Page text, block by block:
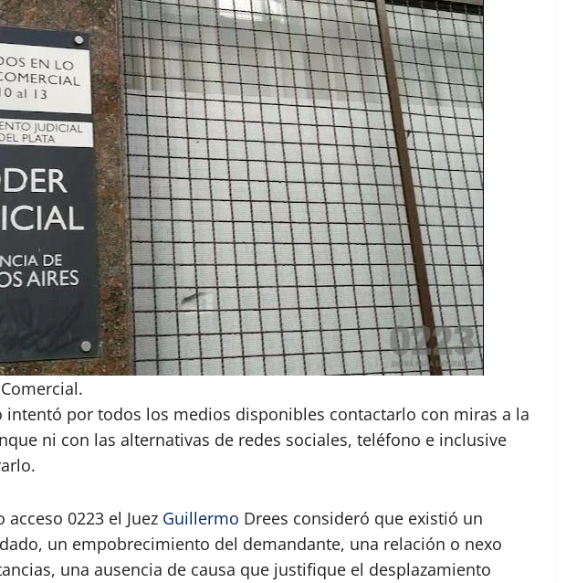
por todos los medios disponibles contactarlo con miras a la
ni con las alternativas de redes sociales, teléfono e inclusive
0223 el Juez Guillermo Drees consideró que existió un
un empobrecimiento del demandante, una relación o nexo
una ausencia de causa que justifique el desplazamiento